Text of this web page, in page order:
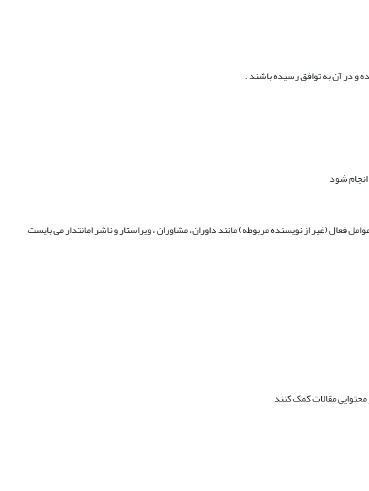
و در آن به توافق رسیده باشند .
شود
(غیر از نویسنده مربوطه) مانند داوران، مشاوران ، ویراستار و ناشر امانتدار می بایست
محتوایی مقالات کمک کنند